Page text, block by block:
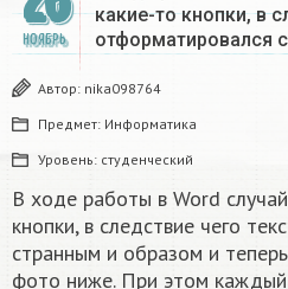
НОЯБРЬ
какие-то кнопки, в
отформатировался
Автор: nika098764
Предмет: Информатика
Уровень: студенческий
В ходе работы в Word
кнопки, в следствие чего
странным и образом и
фото ниже. При этом